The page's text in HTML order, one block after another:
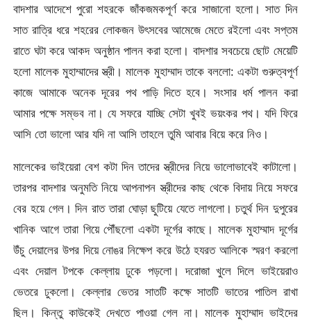
বাদশার আদেশে পুরো শহরকে জাঁকজমকপূর্ণ করে সাজানো হলো। সাত দিন
সাত রাত্রি ধরে শহরের লোকজন উৎসবের আমেজে মেতে রইলো এবং সপ্তম
রাতে ঘটা করে আকদ অনুষ্ঠান পালন করা হলো। বাদশার সবচেয়ে ছোট মেয়েটি
হলো মালেক মুহাম্মাদের স্ত্রী। মালেক মুহাম্মাদ তাকে বললো: একটা গুরুত্বপূর্ণ
কাজে আমাকে অনেক দূরের পথ পাড়ি দিতে হবে। সংসার ধর্ম পালন করা
আমার পক্ষে সম্ভব না। যে সফরে যাচ্ছি সেটা খুবই ভয়ংকর পথ। যদি ফিরে
আসি তো ভালো আর যদি না আসি তাহলে তুমি আবার বিয়ে করে নিও।
মালেকের ভাইয়েরা বেশ কটা দিন তাদের স্ত্রীদের নিয়ে ভালোভাবেই কাটালো।
তারপর বাদশার অনুমতি নিয়ে আপনাপন স্ত্রীদের কাছ থেকে বিদায় নিয়ে সফরে
বের হয়ে গেল। দিন রাত তারা ঘোড়া ছুটিয়ে যেতে লাগলো। চতুর্থ দিন দুপুরের
খানিক আগে তারা গিয়ে পৌঁছলো একটা দূর্গের কাছে। মালেক মুহাম্মাদ দূর্গের
উঁচু দেয়ালের উপর দিয়ে নোঙর নিক্ষেপ করে উঠে হযরত আলিকে স্মরণ করলো
এবং দেয়াল টপকে কেল্লায় ঢুকে পড়লো। দরোজা খুলে দিলে ভাইয়েরাও
ভেতরে ঢুকলো। কেল্লার ভেতর সাতটি কক্ষে সাতটি ভাতের পাতিল রাখা
ছিল। কিন্তু কাউকেই দেখতে পাওয়া গেল না। মালেক মুহাম্মাদ ভাইদের